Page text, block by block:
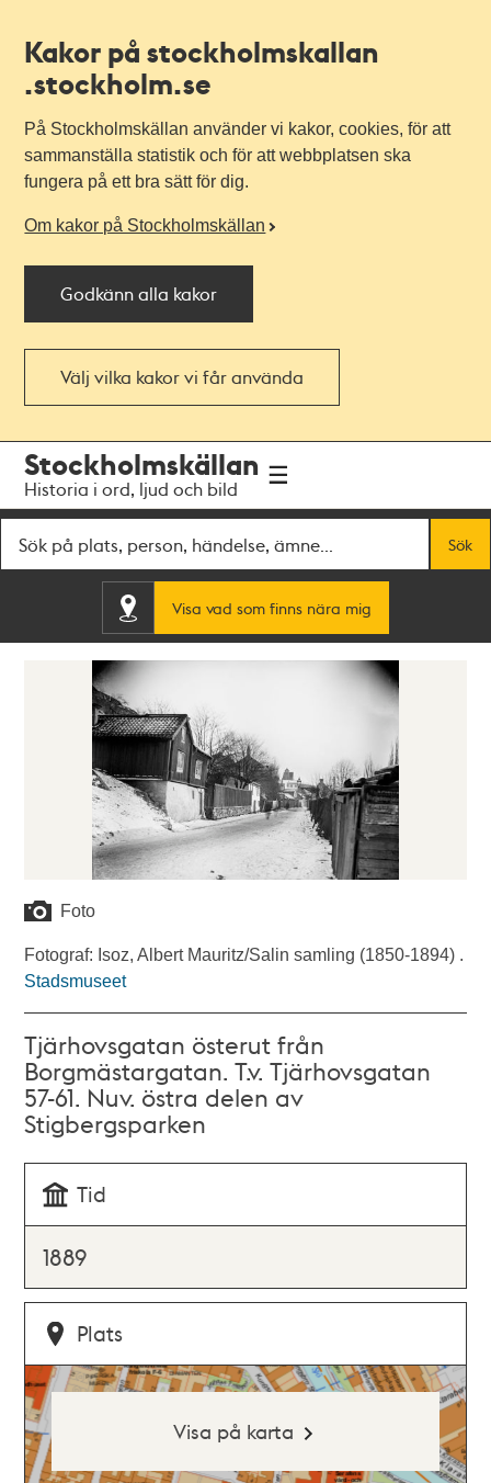
Kakor på stockholmskallan
.stockholm.se
På Stockholmskällan använder vi kakor, cookies, för att
sammanställa statistik och för att webbplatsen ska
fungera på ett bra sätt för dig.
Om kakor på Stockholmskällan
Godkänn alla kakor
Välj vilka kakor vi får använda
navigationen
huvudinnehållet
Stockholmskällan
Historia i ord, ljud och bild
Sök
Visa vad som finns nära mig
Foto
Fotograf: Isoz, Albert Mauritz/Salin samling (1850-1894) .
Stadsmuseet
Tjärhovsgatan österut från
Borgmästargatan. T.v. Tjärhovsgatan
57-61. Nuv. östra delen av
Stigbergsparken
Tid
1889
Plats
Visa på karta